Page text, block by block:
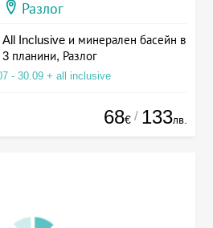
Разлог
All Inclusive и минерален басейн в
планини, Разлог
- 30.09 + all inclusive
68€ / 133лв.